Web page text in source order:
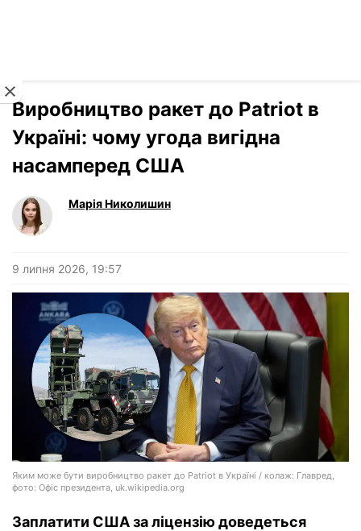
Виробництво ракет до Patriot в
Україні: чому угода вигідна
насамперед США
Марія Николишин
9 липня 2026, 19:57
Яким може бути виробництво ракет до Patriot в Україні / колаж: Главред,
фото: Офіс президента, uk.wikipedia.org
Заплатити США за ліцензію доведеться